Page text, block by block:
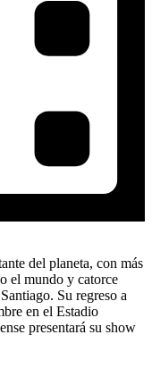
del planeta, con más
el mundo y catorce
Su regreso a
en el Estadio
presentará su show